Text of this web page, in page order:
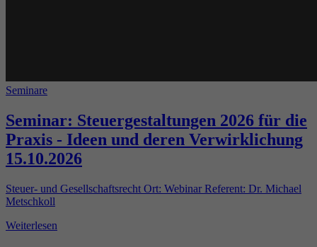
Seminare
Seminar: Steuergestaltungen 2026 für die
Praxis - Ideen und deren Verwirklichung
15.10.2026
Steuer- und Gesellschaftsrecht Ort: Webinar Referent: Dr. Michael
Metschkoll
Weiterlesen